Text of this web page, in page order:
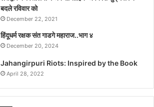
बदले रविवार को
December 22, 2021
हिंदूधर्म रक्षक संत गाडगे महाराज..भाग ४
December 20, 2024
Jahangirpuri Riots: Inspired by the Book
April 28, 2022